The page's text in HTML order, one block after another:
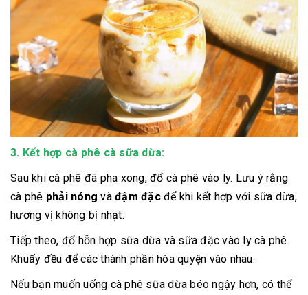
3. Kết hợp cà phê cà sữa dừa:
Sau khi cà phê đã pha xong, đổ cà phê vào ly. Lưu ý rằng
cà phê phải nóng và đậm đặcđể khi kết hợp với sữa dừa,
hương vị không bị nhạt.
Tiếp theo, đổ hỗn hợp sữa dừa và sữa đặc vào ly cà phê.
Khuấy đều để các thành phần hòa quyện vào nhau.
Nếu bạn muốn uống cà phê sữa dừa béo ngậy hơn, có thể